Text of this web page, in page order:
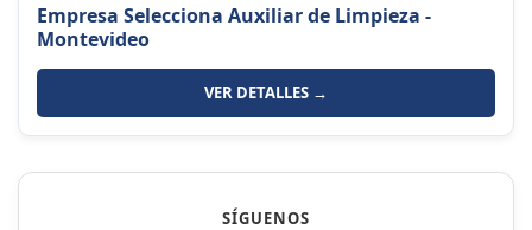
Empresa Selecciona Auxiliar de Limpieza -
Montevideo
VER DETALLES →
SÍGUENOS